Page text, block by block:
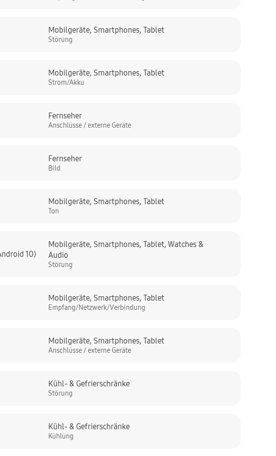
Mobilgeräte,Smartphones,Tablet
Störung
Mobilgeräte,Smartphones,Tablet
Strom/Akku
Fernseher
Anschlüsse / externe Geräte
Fernseher
Bild
Mobilgeräte,Smartphones,Tablet
Ton
10)
Mobilgeräte,Smartphones,Tablet,Watches &
Audio
Störung
Mobilgeräte,Smartphones,Tablet
Empfang/Netzwerk/Verbindung
Mobilgeräte,Smartphones,Tablet
Anschlüsse / externe Geräte
Kühl- & Gefrierschränke
Störung
Kühl- & Gefrierschränke
Kühlung